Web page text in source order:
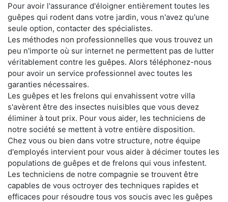
Pour avoir l'assurance d'éloigner entièrement toutes les
guêpes qui rodent dans votre jardin, vous n'avez qu'une
seule option, contacter des spécialistes.
Les méthodes non professionnelles que vous trouvez un
peu n'importe où sur internet ne permettent pas de lutter
véritablement contre les guêpes. Alors téléphonez-nous
pour avoir un service professionnel avec toutes les
garanties nécessaires.
Les guêpes et les frelons qui envahissent votre villa
s'avèrent être des insectes nuisibles que vous devez
éliminer à tout prix. Pour vous aider, les techniciens de
notre société se mettent à votre entière disposition.
Chez vous ou bien dans votre structure, notre équipe
d'employés intervient pour vous aider à décimer toutes les
populations de guêpes et de frelons qui vous infestent.
Les techniciens de notre compagnie se trouvent être
capables de vous octroyer des techniques rapides et
efficaces pour résoudre tous vos soucis avec les guêpes